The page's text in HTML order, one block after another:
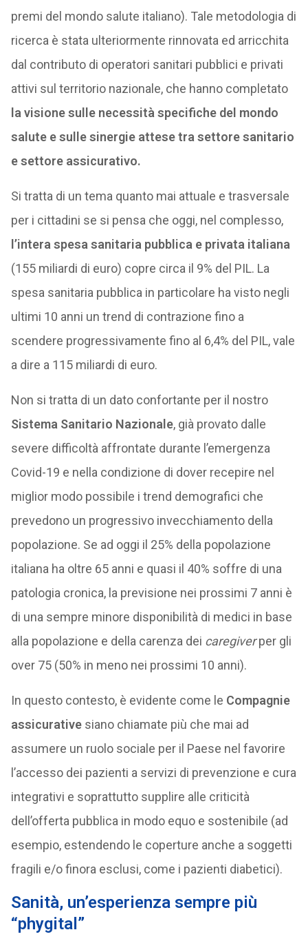
premi del mondo salute italiano). Tale metodologia di
ricerca è stata ulteriormente rinnovata ed arricchita
dal contributo di operatori sanitari pubblici e privati
attivi sul territorio nazionale, che hanno completato
la visione sulle necessità specifiche del mondo
salute e sulle sinergie attese tra settore sanitario
e settore assicurativo.
Si tratta di un tema quanto mai attuale e trasversale
per i cittadini se si pensa che oggi, nel complesso,
l’intera spesa sanitaria pubblica e privata italiana
(155 miliardi di euro) copre circa il 9% del PIL. La
spesa sanitaria pubblica in particolare ha visto negli
ultimi 10 anni un trend di contrazione fino a
scendere progressivamente fino al 6,4% del PIL, vale
a dire a 115 miliardi di euro.
Non si tratta di un dato confortante per il nostro
Sistema Sanitario Nazionale, già provato dalle
severe difficoltà affrontate durante l’emergenza
Covid-19 e nella condizione di dover recepire nel
miglior modo possibile i trend demografici che
prevedono un progressivo invecchiamento della
popolazione. Se ad oggi il 25% della popolazione
italiana ha oltre 65 anni e quasi il 40% soffre di una
patologia cronica, la previsione nei prossimi 7 anni è
di una sempre minore disponibilità di medici in base
alla popolazione e della carenza dei caregiverper gli
over 75 (50% in meno nei prossimi 10 anni).
In questo contesto, è evidente come le Compagnie
assicurativesiano chiamate più che mai ad
assumere un ruolo sociale per il Paese nel favorire
l’accesso dei pazienti a servizi di prevenzione e cura
integrativi e soprattutto supplire alle criticità
dell’offerta pubblica in modo equo e sostenibile (ad
esempio, estendendo le coperture anche a soggetti
fragili e/o finora esclusi, come i pazienti diabetici).
Sanità, un’esperienza sempre più
“phygital”